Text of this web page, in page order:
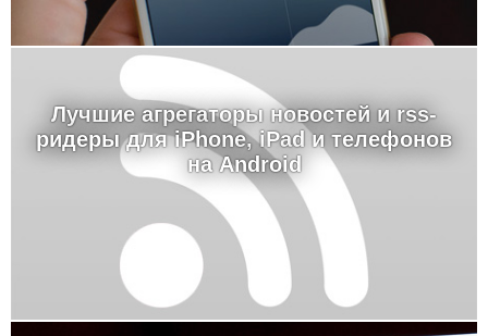
Лучшие агрегаторы новостей и rss-
ридеры для iPhone, iPad и телефонов
на Android